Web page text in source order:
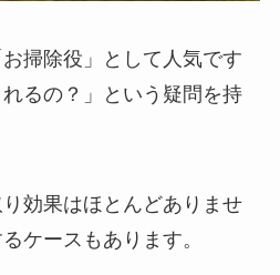
掃除役」として人気です
るの？」という疑問を持
効果はほとんどありませ
ケースもあります。